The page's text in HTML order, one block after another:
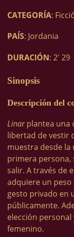
CATEGORÍA:
PAÍS: Jordania
DURACIÓN: 2′ 29
Sinopsis
Descripción del
Linarplantea una
libertad de vestir
muestra desde la
primera persona,
salir. A través de
adquiere un
gesto privado en
públicamente.
elección
femenino.